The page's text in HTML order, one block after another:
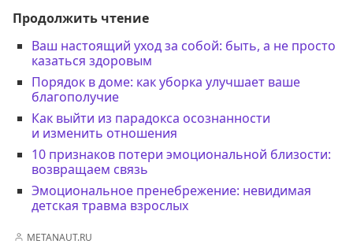
Продолжить чтение
Ваш настоящий уход за собой: быть, а не просто
казаться здоровым
Порядок в доме: как уборка улучшает ваше
благополучие
Как выйти из парадокса осознанности
и изменить отношения
10 признаков потери эмоциональной близости:
возвращаем связь
Эмоциональное пренебрежение: невидимая
детская травма взрослых
METANAUT.RU